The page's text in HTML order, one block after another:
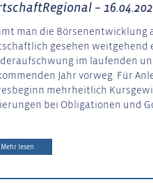
–
man die Börsenentwicklung
gesehen weitgehend
im laufenden
Jahr vorweg. Für
mehrheitlich
bei Obligationen und
Mehr lesen